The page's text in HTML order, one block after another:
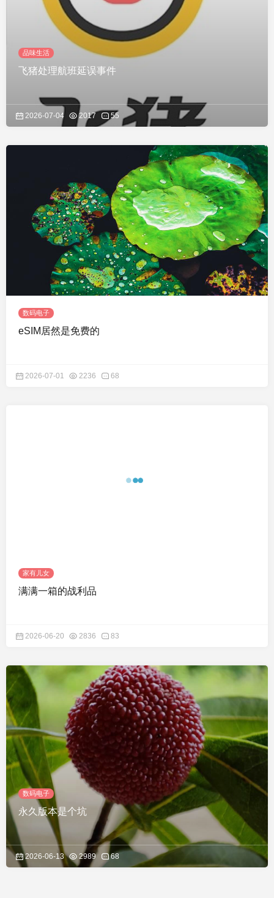
品味生活
飞猪处理航班延误事件
2026-07-04 2017 55
数码电子
eSIM居然是免费的
2026-07-01 2236 68
家有儿女
满满一箱的战利品
2026-06-20 2836 83
数码电子
永久版本是个坑
2026-06-13 2989 68